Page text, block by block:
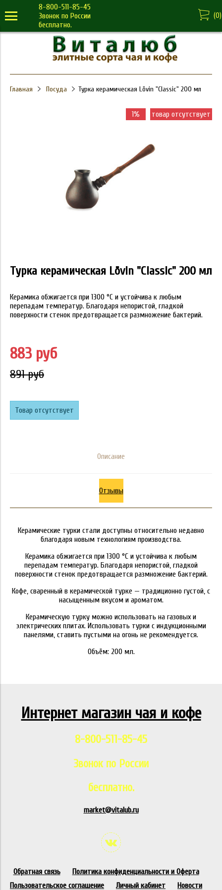
8-800-511-85-45
Звонок по России
бесплатно.
(0)
Главная Посуда Турка керамическая Lövin "Classic" 200 мл
1% товар отсутствует
Турка керамическая Lövin "Classic" 200 мл
Керамика обжигается при 1300 °C и устойчива к любым
перепадам температур. Благодаря непористой, гладкой
поверхности стенок предотвращается размножение бактерий.
883 руб
891 руб
Товар отсутствует
Описание
Отзывы
Керамические турки стали доступны относительно недавно
благодаря новым технологиям производства.
Керамика обжигается при 1300 °C и устойчива к любым
перепадам температур. Благодаря непористой, гладкой
поверхности стенок предотвращается размножение бактерий.
Кофе, сваренный в керамической турке — традиционно густой, с
насыщенным вкусом и ароматом.
Керамическую турку можно использовать на газовых и
электрических плитах. Использовать турки с индукционными
панелями, ставить пустыми на огонь не рекомендуется.
Объём: 200 мл.
Интернет магазин чая и кофе
8-800-511-85-45
Звонок по России
бесплатно.
market@vitalub.ru
Обратная связь
Политика конфиденциальности и Оферта
Пользовательское соглашение
Личный кабинет Новости